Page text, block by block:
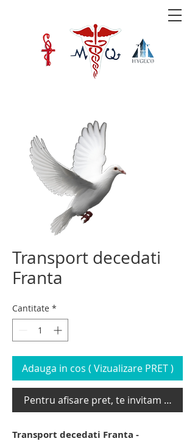
Transport decedati
Franta
Cantitate *
Adauga in cos ( Vizualizare PRET )
Pentru afisare pret, te invitam sa te
Transport decedati Franta -